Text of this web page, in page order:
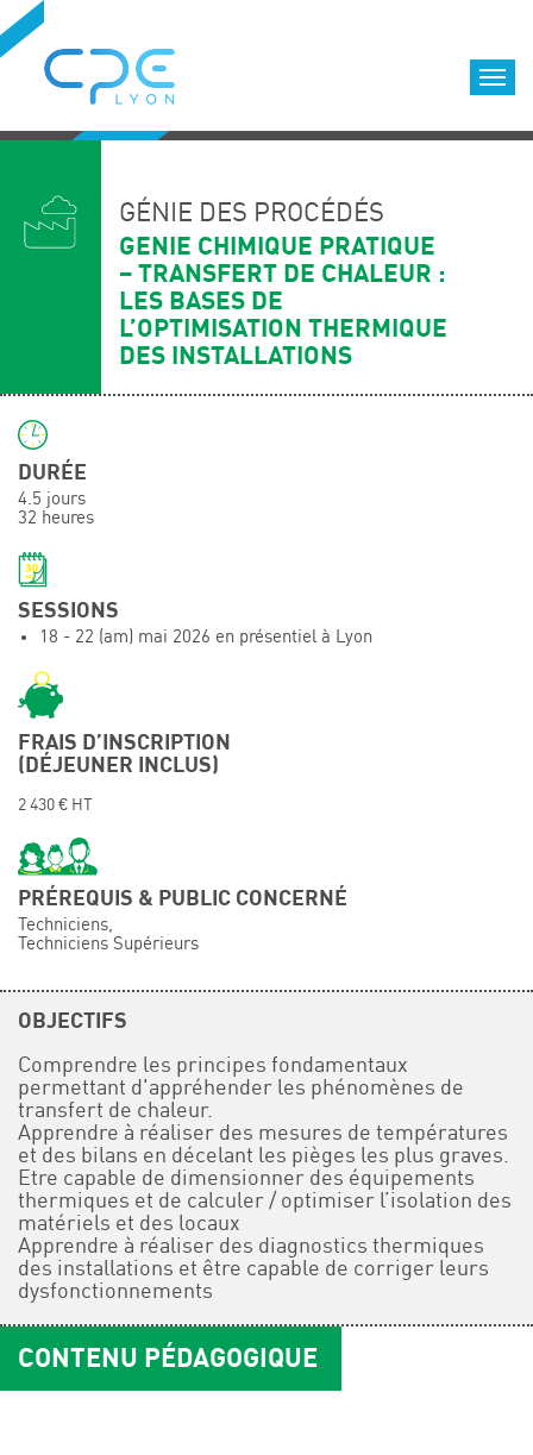
Formations qualifiantes
Formations diplômantes
Infos pratiques
Déroulement des formations
Equipe
Symposium on Chain Transfer Catalysis for
sustainability – September 15 and 16, 2026
GÉNIE DES PROCÉDÉS
GENIE CHIMIQUE PRATIQUE
– TRANSFERT DE CHALEUR :
LES BASES DE
L’OPTIMISATION THERMIQUE
DES INSTALLATIONS
DURÉE
4.5 jours
32 heures
SESSIONS
18 - 22 (am) mai 2026 en présentiel à Lyon
FRAIS D’INSCRIPTION
(DÉJEUNER INCLUS)
2 430 € HT
PRÉREQUIS & PUBLIC CONCERNÉ
Techniciens,
Techniciens Supérieurs
OBJECTIFS
Comprendre les principes fondamentaux
permettant d'appréhender les phénomènes de
transfert de chaleur.
Apprendre à réaliser des mesures de températures
et des bilans en décelant les pièges les plus graves.
Etre capable de dimensionner des équipements
thermiques et de calculer / optimiser l’isolation des
matériels et des locaux
Apprendre à réaliser des diagnostics thermiques
des installations et être capable de corriger leurs
dysfonctionnements
CONTENU PÉDAGOGIQUE
Cookies management panel